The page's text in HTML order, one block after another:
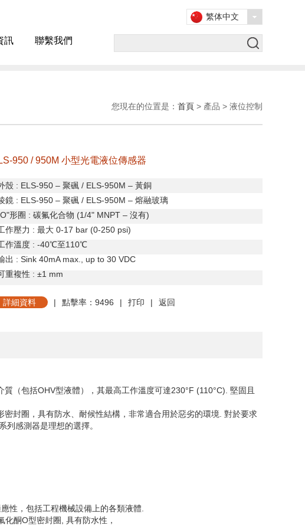
訊 聯繫我們
繁体中文
您現在的位置是： 首頁 > 產品 > 液位控制
950 / 950M 小型光電液位傳感器
殼 : ELS-950 – 聚碸 / ELS-950M – 黃銅
鏡 : ELS-950 – 聚碸 / ELS-950M – 熔融玻璃
形圈 : 碳氟化合物 (1/4" MNPT – 沒有)
作壓力 : 最大 0-17 bar (0-250 psi)
作溫度 : -40℃至110℃
出 : Sink 40mA max., up to 30 VDC
重複性 : ±1 mm
詳細資料 | 點擊率：9496 | 打印 | 返回
質（包括OHV型液體），其最高工作溫度可達230°F (110°C). 堅固且
密封圈，具有防水、耐候性結構，非常適合用於惡劣的環境 對於要求
系列感測器是理想的選擇。
性，包括工程機械設備上的各類液體
化酮O型密封圈 具有防水性，